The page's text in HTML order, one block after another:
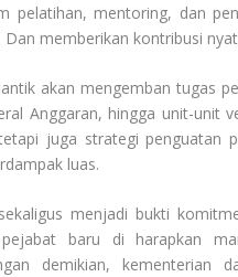
pelatihan, mentoring, dan
memberikan kontribusi
akan mengemban tugas
Anggaran, hingga unit-unit
juga strategi penguatan
luas.
menjadi bukti
pejabat baru di harapkan
demikian, kementerian